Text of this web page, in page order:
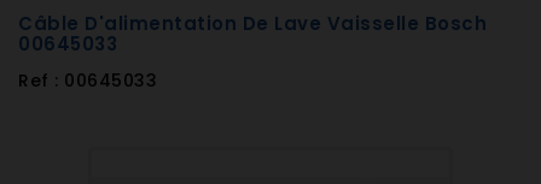
Câble D'alimentation De Lave Vaisselle Bosch
00645033
Ref : 00645033